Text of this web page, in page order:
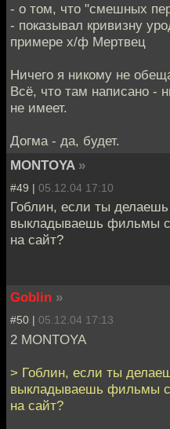
- о том, что "смешных
- показывал кривизну
примере х/ф Мертвец
Ничего я никому не
Всё, что там написано -
не имеет.
Догма - да, будет.
MONTOYA »
#49 | 05.12.04 17:10
Гоблин, если ты
выкладываешь фильмы
на сайт?
Goblin »
#50 | 05.12.04 17:13
2 MONTOYA
> Гоблин, если ты
выкладываешь фильмы
на сайт?